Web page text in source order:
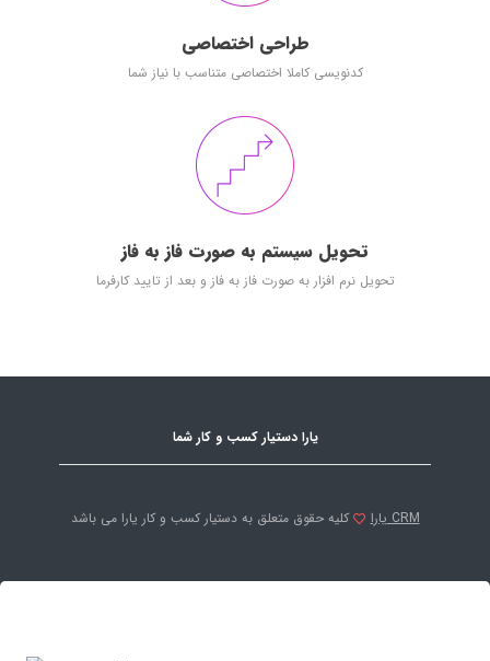
طراحی اختصاصی
کدنویسی کاملا اختصاصی متناسب با نیاز شما
تحویل سیستم به صورت فاز به فاز
تحویل نرم افزار به صورت فاز به فاز و بعد از تایید کارفرما
یارا دستیار کسب و کار شما
کلیه حقوق متعلق به دستیار کسب و کار یارا می باشد یارا CRM